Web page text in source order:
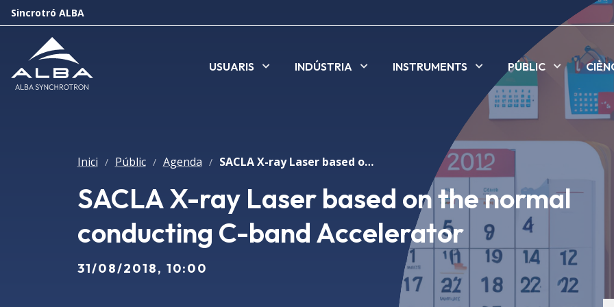
Sincrotró ALBA
USUARIS INDÚSTRIA INSTRUMENTS PÚBLIC
Inici / Públic / Agenda / SACLA X-ray Laser based on the normal conducting C-band Accelerator
SACLA X-ray Laser based on the normal
conducting C-band Accelerator
31/08/2018, 10:00